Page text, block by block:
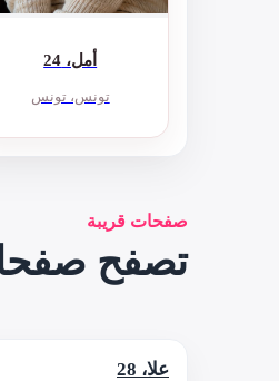
أمل، 24
تونس، تونس
صفحات قريبة
تصفح
علا، 28